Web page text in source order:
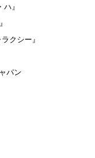
』
クシー』
パン